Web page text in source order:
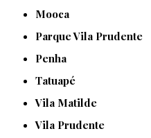
Mooca
Parque Vila Prudente
Penha
Tatuapé
Vila Matilde
Vila Prudente